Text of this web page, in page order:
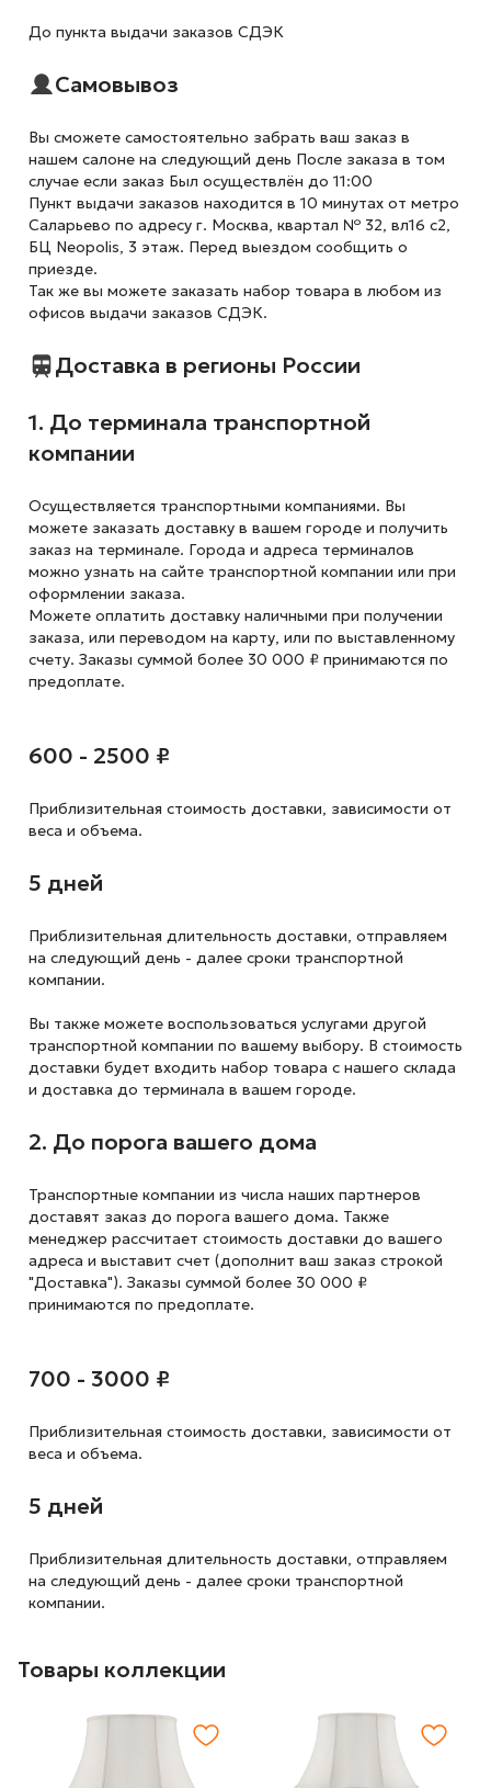
До пункта выдачи заказов СДЭК
Самовывоз
Вы сможете самостоятельно забрать ваш заказ в
нашем салоне на следующий день После заказа в том
случае если заказ Был осуществлён до 11:00
Пункт выдачи заказов находится в 10 минутах от метро
Саларьево по адресу г. Москва, квартал № 32, вл16 с2,
БЦ Neopolis, 3 этаж. Перед выездом сообщить о
приезде.
Так же вы можете заказать набор товара в любом из
офисов выдачи заказов СДЭК.
Доставка в регионы России
1. До терминала транспортной
компании
Осуществляется транспортными компаниями. Вы
можете заказать доставку в вашем городе и получить
заказ на терминале. Города и адреса терминалов
можно узнать на сайте транспортной компании или при
оформлении заказа.
Можете оплатить доставку наличными при получении
заказа, или переводом на карту, или по выставленному
счету. Заказы суммой более 30 000 ₽ принимаются по
предоплате.
600 - 2500 ₽
Приблизительная стоимость доставки, зависимости от
веса и объема.
5 дней
Приблизительная длительность доставки, отправляем
на следующий день - далее сроки транспортной
компании.
Вы также можете воспользоваться услугами другой
транспортной компании по вашему выбору. В стоимость
доставки будет входить набор товара с нашего склада
и доставка до терминала в вашем городе.
2. До порога вашего дома
Транспортные компании из числа наших партнеров
доставят заказ до порога вашего дома. Также
менеджер рассчитает стоимость доставки до вашего
адреса и выставит счет (дополнит ваш заказ строкой
"Доставка"). Заказы суммой более 30 000 ₽
принимаются по предоплате.
700 - 3000 ₽
Приблизительная стоимость доставки, зависимости от
веса и объема.
5 дней
Приблизительная длительность доставки, отправляем
на следующий день - далее сроки транспортной
компании.
Товары коллекции